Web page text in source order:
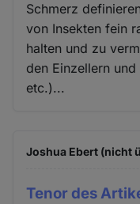
Schmerz
von Insekten fein
halten und zu
den Einzellern
etc.)...
Joshua Ebert (nicht
Tenor des